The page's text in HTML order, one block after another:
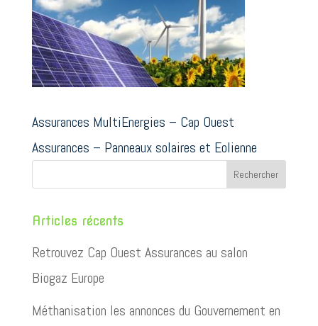
Assurances MultiEnergies – Cap Ouest
Assurances – Panneaux solaires et Eolienne
Articles récents
Retrouvez Cap Ouest Assurances au salon
Biogaz Europe
Méthanisation les annonces du Gouvernement en